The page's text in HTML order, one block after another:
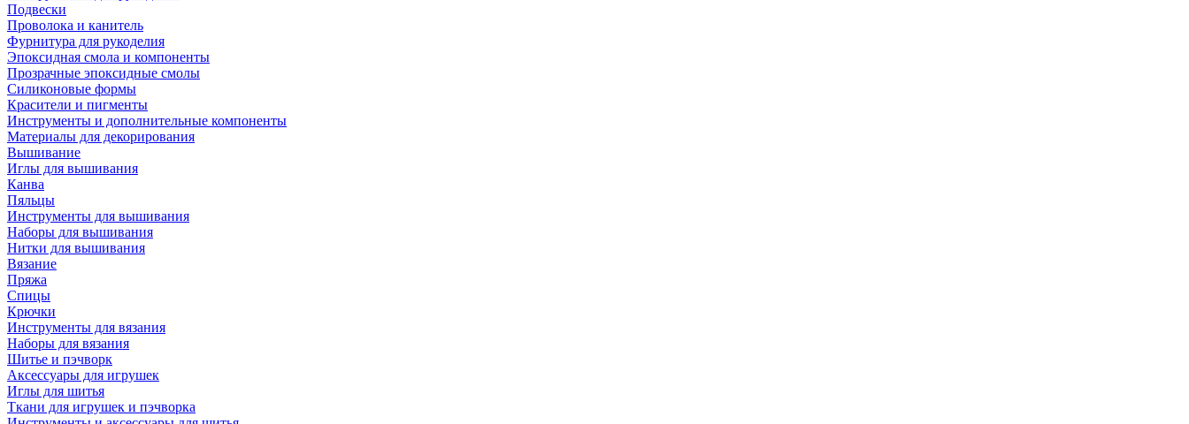
Подвески
Проволока и канитель
Фурнитура для рукоделия
Эпоксидная смола и компоненты
Прозрачные эпоксидные смолы
Силиконовые формы
Красители и пигменты
Инструменты и дополнительные компоненты
Материалы для декорирования
Вышивание
Иглы для вышивания
Канва
Пяльцы
Инструменты для вышивания
Наборы для вышивания
Нитки для вышивания
Вязание
Пряжа
Спицы
Крючки
Инструменты для вязания
Наборы для вязания
Шитье и пэчворк
Аксессуары для игрушек
Иглы для шитья
Ткани для игрушек и пэчворка